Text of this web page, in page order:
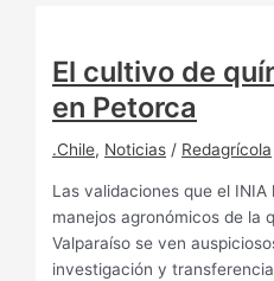
El cultivo de
en Petorca
.Chile, Noticias / Redagrícola
Las validaciones que el INIA
manejos agronómicos de la
Valparaíso se ven
investigación y